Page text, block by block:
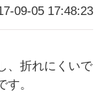
09-05 17:48:23
、折れにくいで
。